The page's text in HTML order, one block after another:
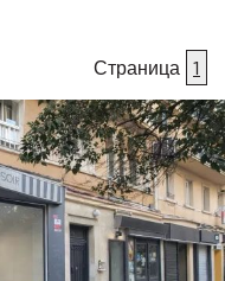
Страница 1